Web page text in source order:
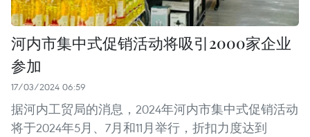
河内市集中式促销活动将吸引2000家企业
参加
17/03/2024 06:59
据河内工贸局的消息，2024年河内市集中式促销活动
将于2024年5月、7月和11月举行，折扣力度达到